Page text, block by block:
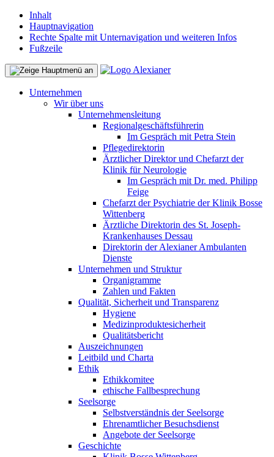
Inhalt
Hauptnavigation
Rechte Spalte mit Unternavigation und weiteren Infos
Fußzeile
Unternehmen
Wir über uns
Unternehmensleitung
Regionalgeschäftsführerin
Im Gespräch mit Petra Stein
Pflegedirektorin
Ärztlicher Direktor und Chefarzt der
Klinik für Neurologie
Im Gespräch mit Dr. med. Philipp
Feige
Chefarzt der Psychiatrie der Klinik Bosse
Wittenberg
Ärztliche Direktorin des St. Joseph-
Krankenhauses Dessau
Direktorin der Alexianer Ambulanten
Dienste
Unternehmen und Struktur
Organigramme
Zahlen und Fakten
Qualität, Sicherheit und Transparenz
Hygiene
Medizinproduktesicherheit
Qualitätsbericht
Auszeichnungen
Leitbild und Charta
Ethik
Ethikkomitee
ethische Fallbesprechung
Seelsorge
Selbstverständnis der Seelsorge
Ehrenamtlicher Besuchsdienst
Angebote der Seelsorge
Geschichte